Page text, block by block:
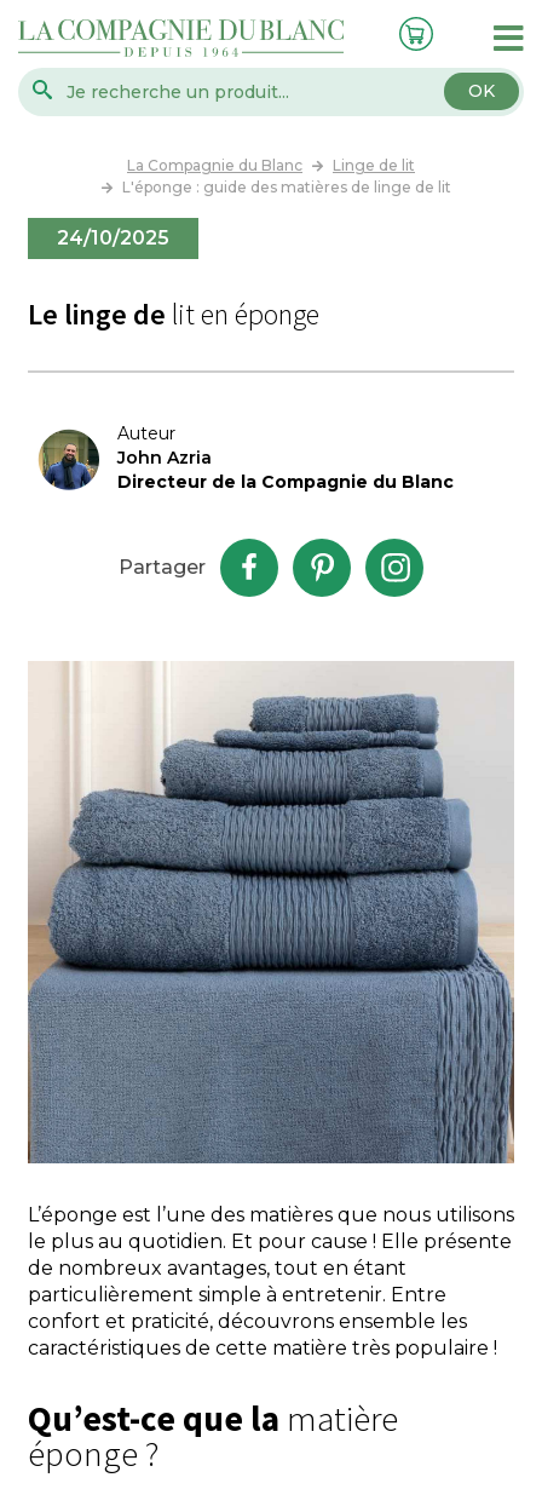
OK
La Compagnie du Blanc
Linge de lit
L'éponge : guide des matières de linge de lit
24/10/2025
Le linge de lit en éponge
Auteur
John Azria
Directeur de la Compagnie du Blanc
Partager
L’éponge est l’une des matières que nous utilisons
le plus au quotidien. Et pour cause ! Elle présente
de nombreux avantages, tout en étant
particulièrement simple à entretenir. Entre
confort et praticité, découvrons ensemble les
caractéristiques de cette matière très populaire !
Qu’est-ce que la matière
éponge ?